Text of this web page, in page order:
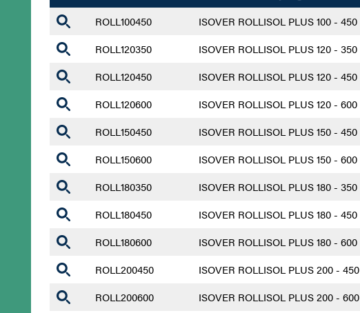
ROLL100450
ISOVER ROLLISOL PLUS 100 - 450
ROLL120350
ISOVER ROLLISOL PLUS 120 - 350
ROLL120450
ISOVER ROLLISOL PLUS 120 - 450
ROLL120600
ISOVER ROLLISOL PLUS 120 - 600
ROLL150450
ISOVER ROLLISOL PLUS 150 - 450
ROLL150600
ISOVER ROLLISOL PLUS 150 - 600
ROLL180350
ISOVER ROLLISOL PLUS 180 - 350
ROLL180450
ISOVER ROLLISOL PLUS 180 - 450
ROLL180600
ISOVER ROLLISOL PLUS 180 - 600
ROLL200450
ISOVER ROLLISOL PLUS 200 - 450
ROLL200600
ISOVER ROLLISOL PLUS 200 - 600